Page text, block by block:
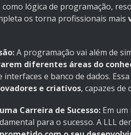
como lógica de programação,
os torna profissionais mais
A programação vai além de
diferentes áreas do
interfaces e banco de dados.
e criativos, capazes de
Carreira de Sucesso: Em
para o sucesso. A LLL